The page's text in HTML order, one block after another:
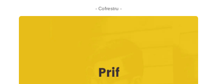
- Cofrestru -